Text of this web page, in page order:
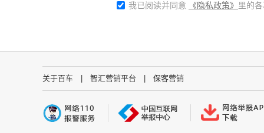
我已阅读并同意 《隐私政策》 里的
关于百车 智汇营销平台 保客营销